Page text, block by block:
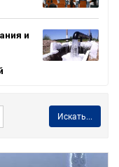
и
Искать...